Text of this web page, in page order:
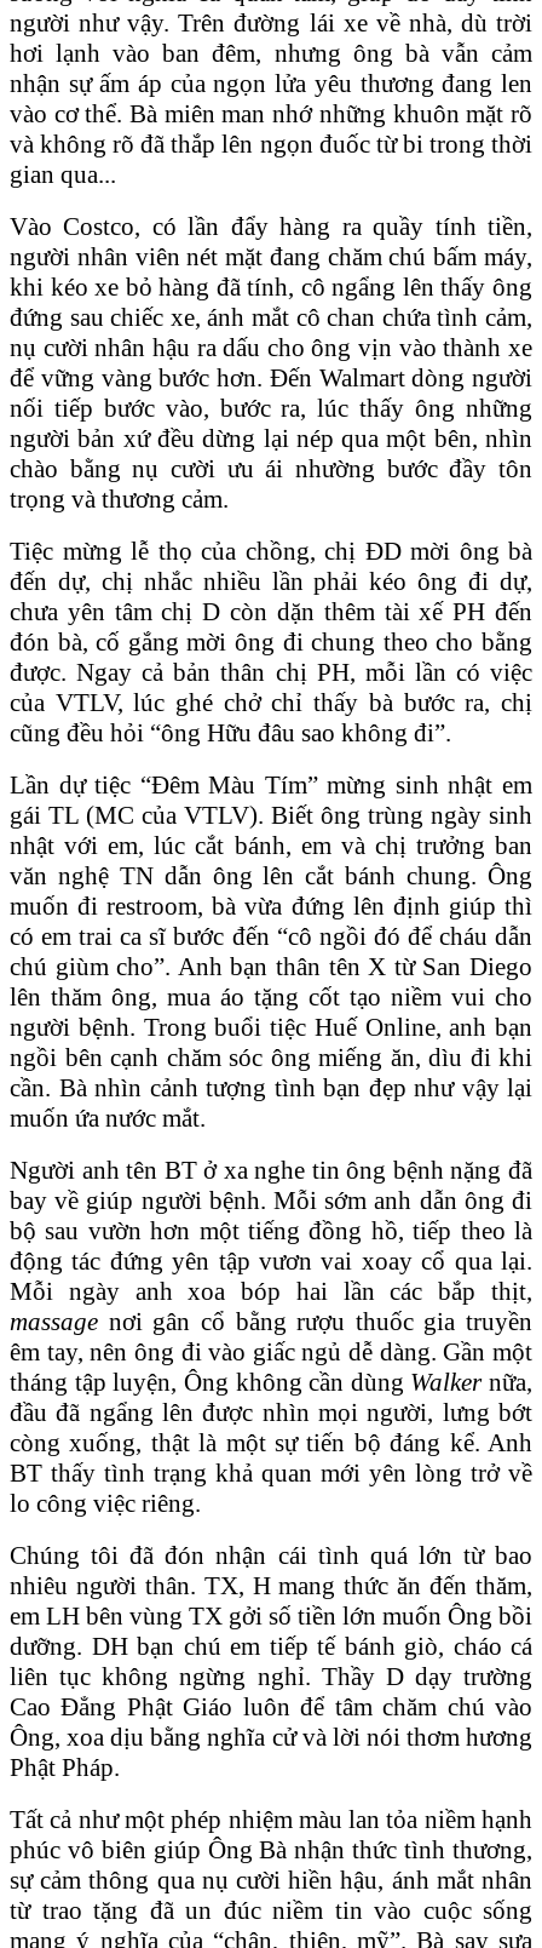
người như vậy. Trên đường lái xe về nhà, dù trời
hơi lạnh vào ban đêm, nhưng ông bà vẫn cảm
nhận sự ấm áp của ngọn lửa yêu thương đang len
vào cơ thể. Bà miên man nhớ những khuôn mặt rõ
và không rõ đã thắp lên ngọn đuốc từ bi trong thời
gian qua...
Vào Costco, có lần đẩy hàng ra quầy tính tiền,
người nhân viên nét mặt đang chăm chú bấm máy,
khi kéo xe bỏ hàng đã tính, cô ngẩng lên thấy ông
đứng sau chiếc xe, ánh mắt cô chan chứa tình cảm,
nụ cười nhân hậu ra dấu cho ông vịn vào thành xe
để vững vàng bước hơn. Đến Walmart dòng người
nối tiếp bước vào, bước ra, lúc thấy ông những
người bản xứ đều dừng lại nép qua một bên, nhìn
chào bằng nụ cười ưu ái nhường bước đầy tôn
trọng và thương cảm.
Tiệc mừng lễ thọ của chồng, chị ĐD mời ông bà
đến dự, chị nhắc nhiều lần phải kéo ông đi dự,
chưa yên tâm chị D còn dặn thêm tài xế PH đến
đón bà, cố gắng mời ông đi chung theo cho bằng
được. Ngay cả bản thân chị PH, mỗi lần có việc
của VTLV, lúc ghé chở chỉ thấy bà bước ra, chị
cũng đều hỏi “ông Hữu đâu sao không đi”.
Lần dự tiệc “Đêm Màu Tím” mừng sinh nhật em
gái TL (MC của VTLV). Biết ông trùng ngày sinh
nhật với em, lúc cắt bánh, em và chị trưởng ban
văn nghệ TN dẫn ông lên cắt bánh chung. Ông
muốn đi restroom, bà vừa đứng lên định giúp thì
có em trai ca sĩ bước đến “cô ngồi đó để cháu dẫn
chú giùm cho”. Anh bạn thân tên X từ San Diego
lên thăm ông, mua áo tặng cốt tạo niềm vui cho
người bệnh. Trong buổi tiệc Huế Online, anh bạn
ngồi bên cạnh chăm sóc ông miếng ăn, dìu đi khi
cần. Bà nhìn cảnh tượng tình bạn đẹp như vậy lại
muốn ứa nước mắt.
Người anh tên BT ở xa nghe tin ông bệnh nặng đã
bay về giúp người bệnh. Mỗi sớm anh dẫn ông đi
bộ sau vườn hơn một tiếng đồng hồ, tiếp theo là
động tác đứng yên tập vươn vai xoay cổ qua lại.
Mỗi ngày anh xoa bóp hai lần các bắp thịt,
massage nơi gân cổ bằng rượu thuốc gia truyền
êm tay, nên ông đi vào giấc ngủ dễ dàng. Gần một
tháng tập luyện, Ông không cần dùng Walkernữa,
đầu đã ngẩng lên được nhìn mọi người, lưng bớt
còng xuống, thật là một sự tiến bộ đáng kể. Anh
BT thấy tình trạng khả quan mới yên lòng trở về
lo công việc riêng.
Chúng tôi đã đón nhận cái tình quá lớn từ bao
nhiêu người thân. TX, H mang thức ăn đến thăm,
em LH bên vùng TX gởi số tiền lớn muốn Ông bồi
dưỡng. DH bạn chú em tiếp tế bánh giò, cháo cá
liên tục không ngừng nghỉ. Thầy D dạy trường
Cao Đẳng Phật Giáo luôn để tâm chăm chú vào
Ông, xoa dịu bằng nghĩa cử và lời nói thơm hương
Phật Pháp.
Tất cả như một phép nhiệm màu lan tỏa niềm hạnh
phúc vô biên giúp Ông Bà nhận thức tình thương,
sự cảm thông qua nụ cười hiền hậu, ánh mắt nhân
từ trao tặng đã un đúc niềm tin vào cuộc sống
mang ý nghĩa của “chân, thiện, mỹ”. Bà say sưa